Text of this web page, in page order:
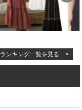
ランキング一覧を見る >